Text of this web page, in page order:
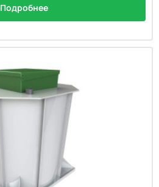
Подробнее